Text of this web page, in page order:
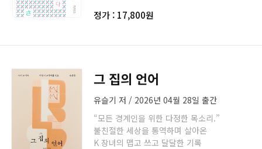
정가 : 17,800원
그 집의 언어
유슬기 저 / 2026년 04월 28일 출간
“모든 경계인을 위한 다정한 목소리.”
불친절한 세상을 통역하며 살아온
K 장녀의 맵고 쓰고 달달한 기록